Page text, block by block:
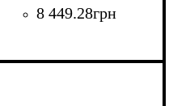
8 449.28грн